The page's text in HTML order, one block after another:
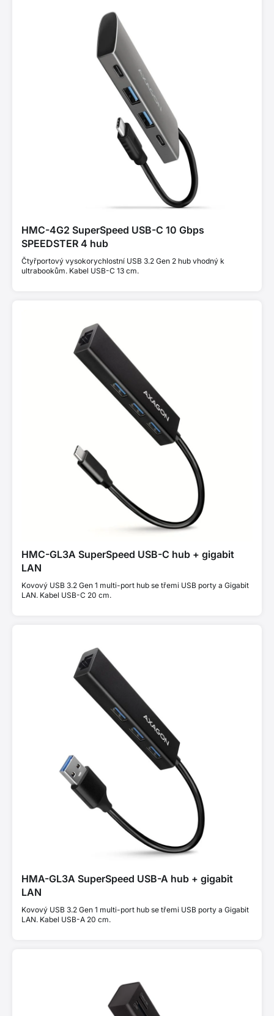
HMC-4G2 SuperSpeed USB-C 10 Gbps
SPEEDSTER 4 hub
Čtyřportový vysokorychlostní USB 3.2 Gen 2 hub vhodný k
ultrabookům. Kabel USB-C 13 cm.
HMC-GL3A SuperSpeed USB-C hub + gigabit
LAN
Kovový USB 3.2 Gen 1 multi-port hub se třemi USB porty a Gigabit
LAN. Kabel USB-C 20 cm.
HMA-GL3A SuperSpeed USB-A hub + gigabit
LAN
Kovový USB 3.2 Gen 1 multi-port hub se třemi USB porty a Gigabit
LAN. Kabel USB-A 20 cm.